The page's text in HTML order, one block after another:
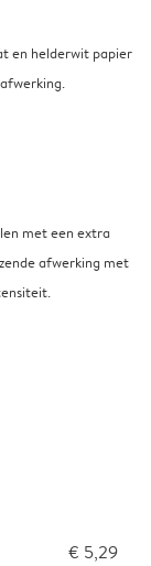
en helderwit papier
met een extra
afwerking met
€ 5,29